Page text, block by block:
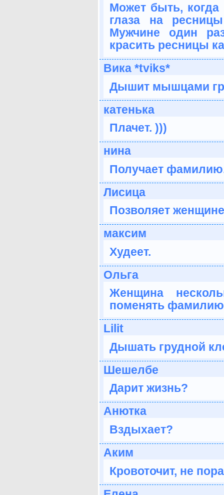
Может быть, когда
глаза на
Мужчине один
красить ресницы
Вика *tviks*
Дышит мышцами
катенька
Плачет. )))
нина
Получает
Лисица
Позволяет
максим
Худеет.
Ольга
Женщина
поменять
Lilit
Дышать грудной
Шешелбе
Дарит жизнь?
Анютка
Вздыхает?
Аким
Кровоточит, не